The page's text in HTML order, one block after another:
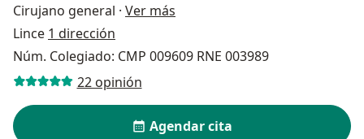
Cirujano general · Ver más
Lince 1 dirección
Núm. Colegiado: CMP 009609 RNE 003989
22 opinión
Agendar cita